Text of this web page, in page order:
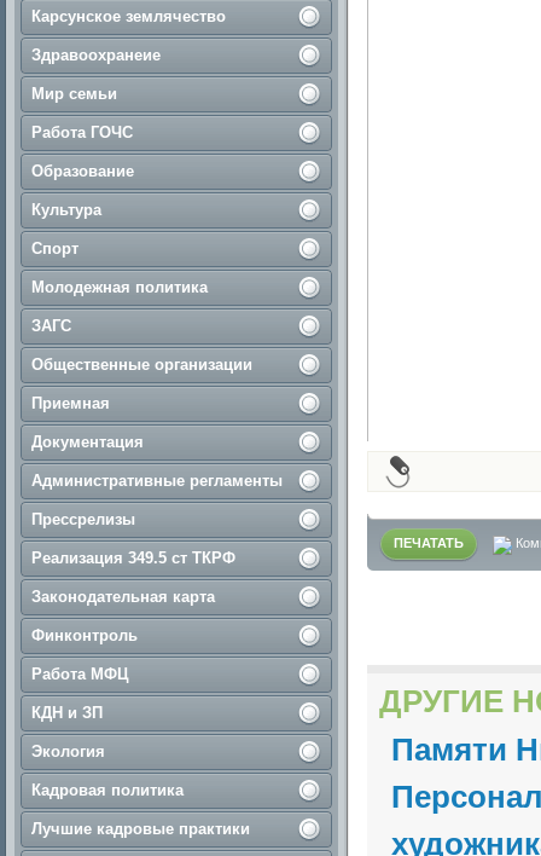
Карсунское землячество
Здравоохранеие
Мир семьи
Работа ГОЧС
Образование
Культура
Спорт
Молодежная политика
ЗАГС
Общественные организации
Приемная
Документация
Административные регламенты
Прессрелизы
Реализация 349.5 ст ТКРФ
Законодательная карта
Финконтроль
Работа МФЦ
КДН и ЗП
Экология
Кадровая политика
Лучшие кадровые практики
ПЕЧАТАТЬ
ДРУГИЕ
Памяти